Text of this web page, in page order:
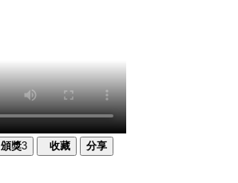
頒獎3 收藏 分享